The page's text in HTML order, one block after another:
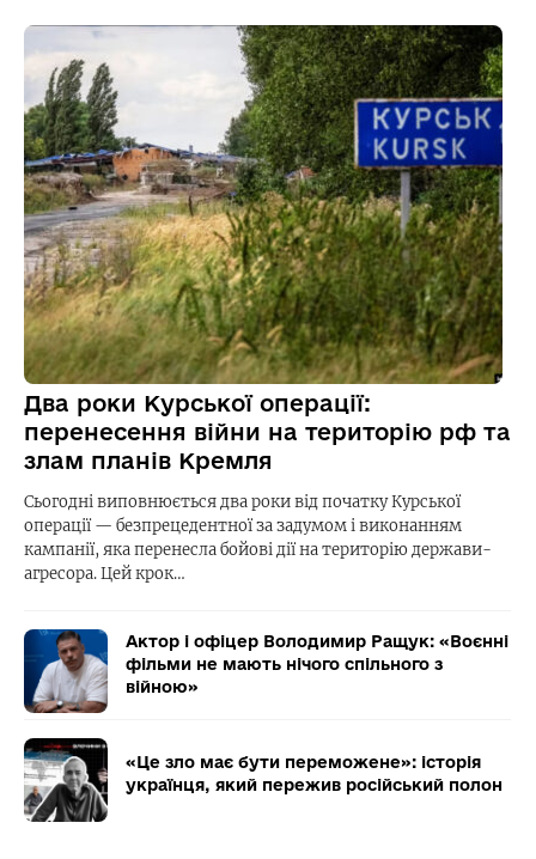
Два роки Курської операції:
перенесення війни на територію рф та
злам планів Кремля
Сьогодні виповнюється два роки від початку Курської
операції — безпрецедентної за задумом і виконанням
кампанії, яка перенесла бойові дії на територію держави-
агресора. Цей крок…
Актор і офіцер Володимир Ращук: «Воєнні
фільми не мають нічого спільного з
війною»
«Це зло має бути переможене»: історія
українця, який пережив російський полон